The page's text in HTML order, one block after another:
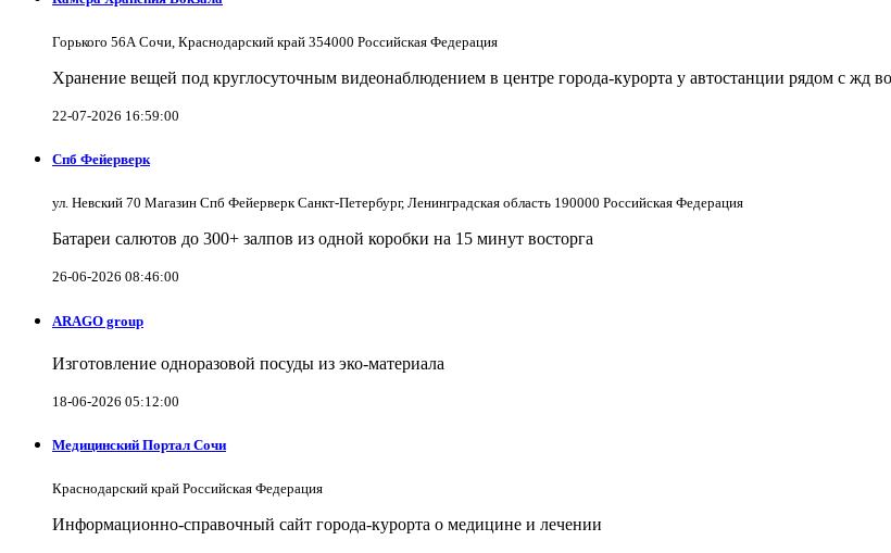
Горького 56А Сочи, Краснодарский край 354000 Российская Федерация
Хранение вещей под круглосуточным видеонаблюдением в центре города-курорта у автостанции рядом с жд
22-07-2026 16:59:00
Спб Фейерверк
ул. Невский 70 Магазин Спб Фейерверк Санкт-Петербург, Ленинградская область 190000 Российская Федерация
Батареи салютов до 300+ залпов из одной коробки на 15 минут восторга
26-06-2026 08:46:00
ARAGO group
Изготовление одноразовой посуды из эко-материала
18-06-2026 05:12:00
Медицинский Портал Сочи
Краснодарский край Российская Федерация
Информационно-справочный сайт города-курорта о медицине и лечении